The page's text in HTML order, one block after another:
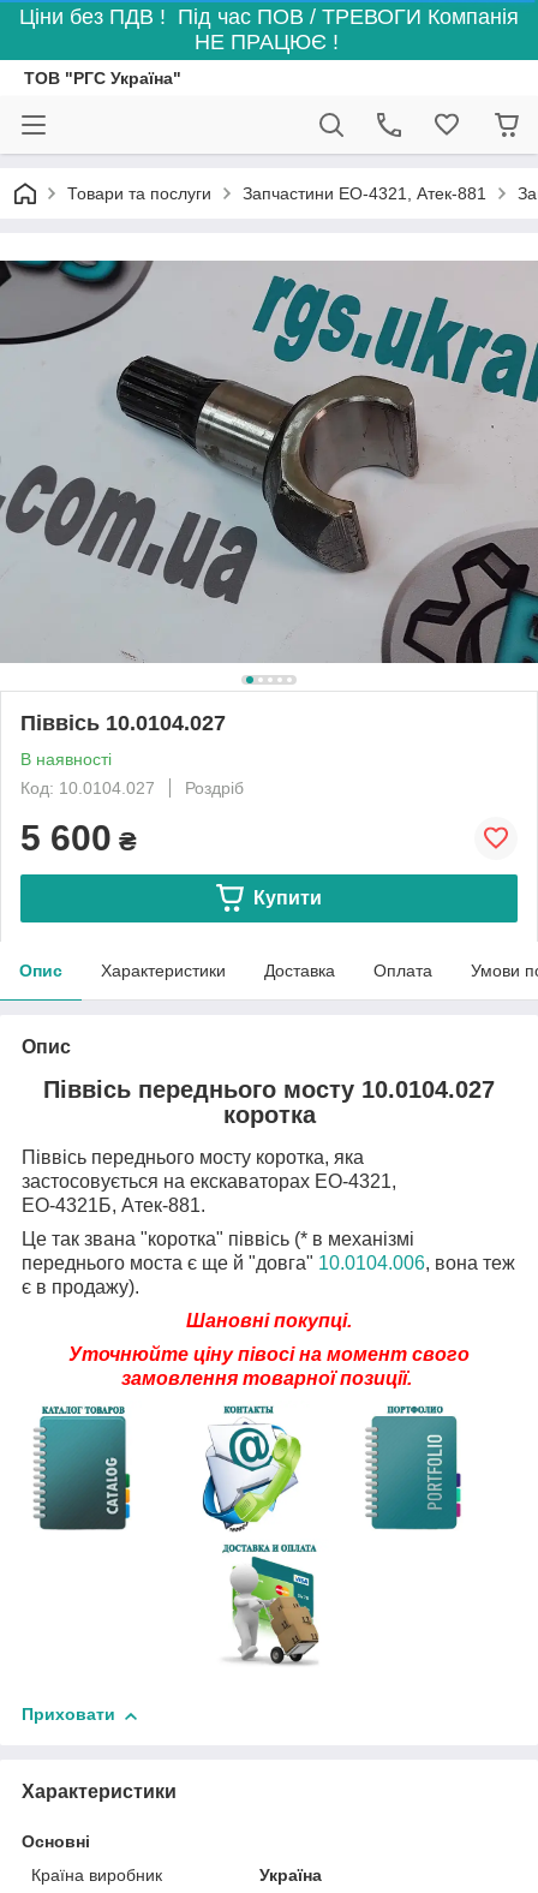
Ціни без ПДВ ! Під час ПОВ / ТРЕВОГИ Компанія
НЕ ПРАЦЮЄ !
ТОВ "РГС Україна"
Товари та послуги Запчастини ЕО-4321, Атек-881
Піввісь 10.0104.027
В наявності
Код: 10.0104.027
Роздріб
5 600 ₴
Купити
Опис Характеристики Доставка Оплата Умови
Опис
Піввісь переднього мосту 10.0104.027
коротка
Піввісь переднього мосту коротка, яка
застосовується на екскаваторах ЕО-4321,
ЕО-4321Б, Атек-881.
Це так звана "коротка" піввісь (* в механізмі
переднього моста є ще й "довга" 10.0104.006, вона теж
є в продажу).
Шановні покупці.
Уточнюйте ціну півосі на момент свого
замовлення товарної позиції.
Приховати
Характеристики
Основні
Країна виробник
Україна